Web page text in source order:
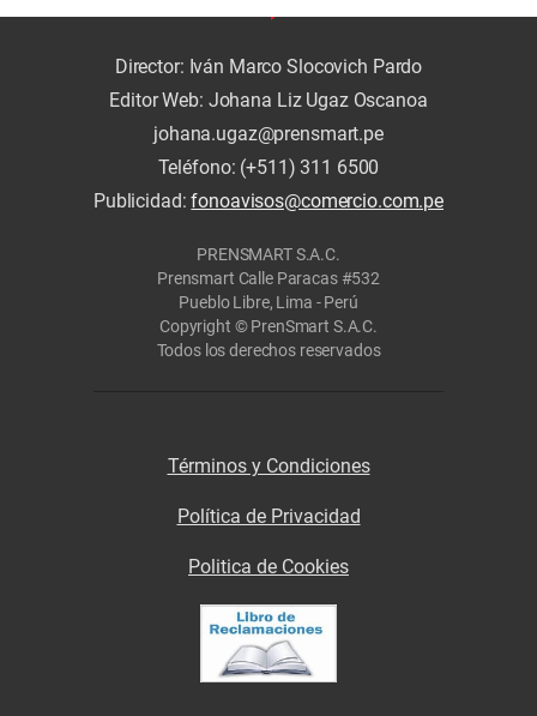
Director: Iván Marco Slocovich Pardo
Editor Web: Johana Liz Ugaz Oscanoa
johana.ugaz@prensmart.pe
Teléfono: (+511) 311 6500
Publicidad:fonoavisos@comercio.com.pe
PRENSMART S.A.C.
Prensmart Calle Paracas #532
Pueblo Libre, Lima - Perú
Copyright © PrenSmart S.A.C.
Todos los derechos reservados
Términos y Condiciones
Política de Privacidad
Politica de Cookies